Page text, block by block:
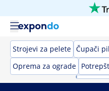
Strojevi za pelete Čupači
Oprema za ograde